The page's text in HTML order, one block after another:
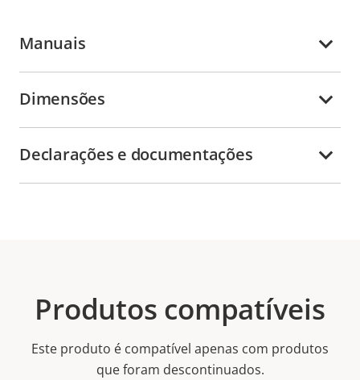
Manuais
Dimensões
Declarações e documentações
Produtos compatíveis
Este produto é compatível apenas com produtos
que foram descontinuados.